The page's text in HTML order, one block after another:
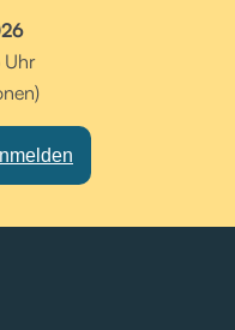
Uhr